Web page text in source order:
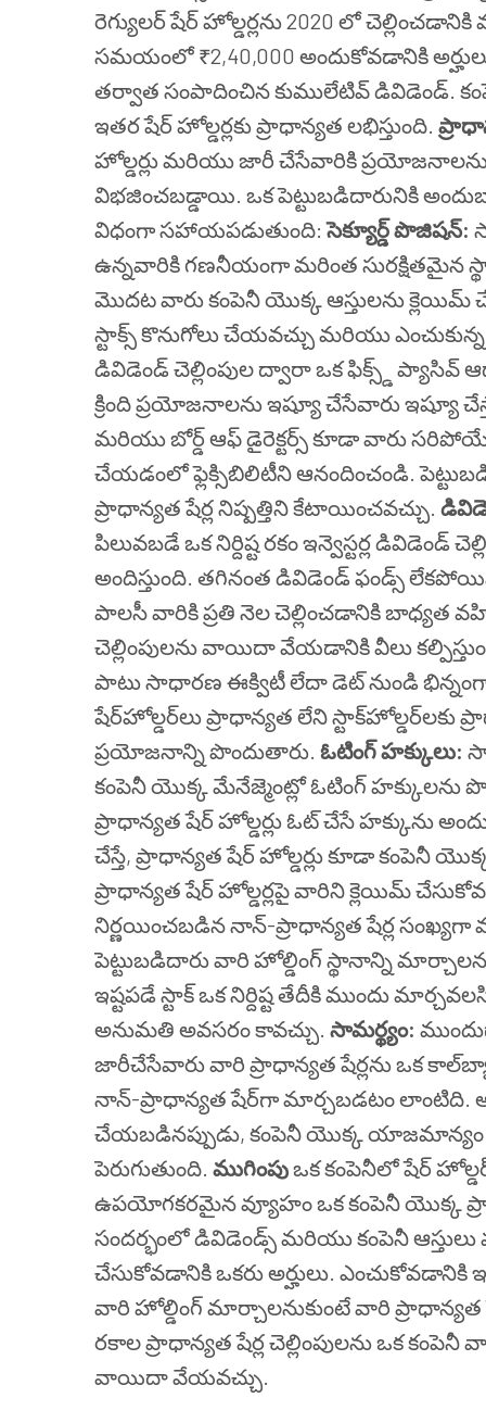
రెగ్యులర్ షేర్ హోల్డర్లను 2020 లో చెల్లించడానికి
సమయంలో ₹2,40,000 అందుకోవడానికి
తర్వాత సంపాదించిన కుములేటివ్ డివిడెండ్.
ఇతర షేర్ హోల్డర్లకు ప్రాధాన్యత లభిస్తుంది.
హోల్డర్లు మరియు జారీ చేసేవారికి ప్రయోజనాలను
విభజించబడ్డాయి. ఒక పెట్టుబడిదారునికి
విధంగా సహాయపడుతుంది:సెక్యూర్డ్ పొజిషన్:
ఉన్నవారికి గణనీయంగా మరింత సురక్షితమైన
మొదట వారు కంపెనీ యొక్క ఆస్తులను క్లెయిమ్
స్టాక్స్ కొనుగోలు చేయవచ్చు మరియు
డివిడెండ్ చెల్లింపుల ద్వారా ఒక ఫిక్స్డ్ ప్యాసివ్
క్రింది ప్రయోజనాలను ఇష్యూ చేసేవారు ఇష్యూ
మరియు బోర్డ్ ఆఫ్ డైరెక్టర్స్ కూడా వారు
చేయడంలో ఫ్లెక్సిబిలిటీని ఆనందించండి.
ప్రాధాన్యత షేర్ల నిష్పత్తిని కేటాయించవచ్చు.
పిలువబడే ఒక నిర్దిష్ట రకం ఇన్వెస్టర్ల
అందిస్తుంది. తగినంత డివిడెండ్ ఫండ్స్
పాలసీ వారికి ప్రతి నెల చెల్లించడానికి బాధ్యత
చెల్లింపులను వాయిదా వేయడానికి వీలు
పాటు సాధారణ ఈక్విటీ లేదా డెట్ నుండి
షేర్‌హోల్డర్‌లు ప్రాధాన్యత లేని స్టాక్‌హోల్డర్‌లకు
ప్రయోజనాన్ని పొందుతారు. ఓటింగ్ హక్కులు:
కంపెనీ యొక్క మేనేజ్మెంట్లో ఓటింగ్
ప్రాధాన్యత షేర్ హోల్డర్లు ఓట్ చేసే హక్కును
చేస్తే, ప్రాధాన్యత షేర్ హోల్డర్లు కూడా కంపెనీ
ప్రాధాన్యత షేర్ హోల్డర్లపై వారిని క్లెయిమ్
నిర్ణయించబడిన నాన్-ప్రాధాన్యత షేర్ల
పెట్టుబడిదారు వారి హోల్డింగ్ స్థానాన్ని
ఇష్టపడే స్టాక్ ఒక నిర్దిష్ట తేదీకి ముందు
అనుమతి అవసరం కావచ్చు. సామర్థ్యం:
జారీచేసేవారు వారి ప్రాధాన్యత షేర్లను ఒక
నాన్-ప్రాధాన్యత షేర్‌గా మార్చబడటం లాంటిది.
చేయబడినప్పుడు, కంపెనీ యొక్క యాజమాన్యం
పెరుగుతుంది. ముగింపుఒక కంపెనీలో షేర్
ఉపయోగకరమైన వ్యూహం ఒక కంపెనీ యొక్క
సందర్భంలో డివిడెండ్స్ మరియు కంపెనీ
చేసుకోవడానికి ఒకరు అర్హులు.
వారి హోల్డింగ్ మార్చాలనుకుంటే వారి ప్రాధాన్యత
రకాల ప్రాధాన్యత షేర్ల చెల్లింపులను ఒక కంపెనీ
వాయిదా వేయవచ్చు.